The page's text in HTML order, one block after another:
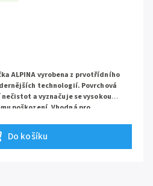
Do košíku
ALPINA vyrobena z prvotřídního
technologií. Povrchová
a vyznačuje se vysokou
poškození. Vhodná pro